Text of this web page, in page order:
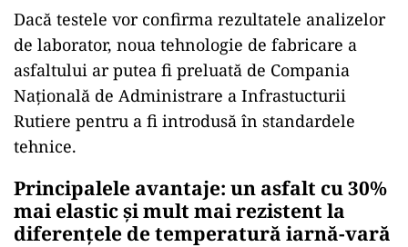
Dacă testele vor confirma rezultatele analizelor
de laborator, noua tehnologie de fabricare a
asfaltului ar putea fi preluată de Compania
Națională de Administrare a Infrastucturii
Rutiere pentru a fi introdusă în standardele
tehnice.
Principalele avantaje: un asfalt cu 30%
mai elastic și mult mai rezistent la
diferențele de temperatură iarnă-vară